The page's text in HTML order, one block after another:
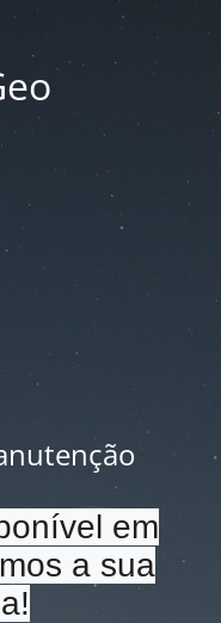
em
a sua